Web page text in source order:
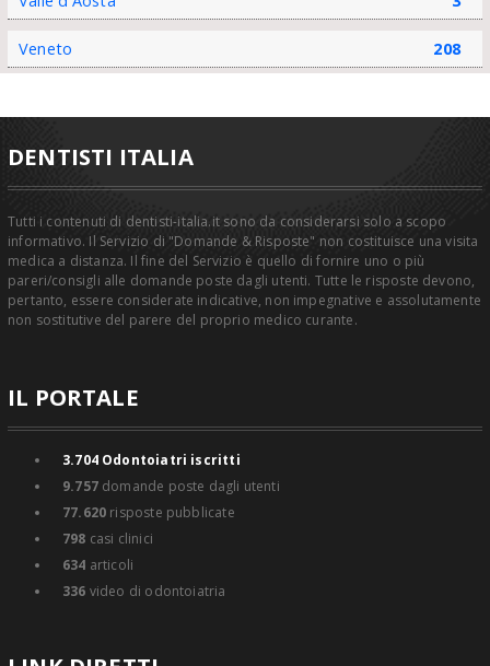
Veneto 208
DENTISTI ITALIA
Tutti i contenuti di dentisti-italia.it sono da considerarsi solo a scopo
informativo. Il Servizio di "Domande & Risposte" non costituisce una visita
medica a distanza. Il fine del Servizio è quello di fornire uno o più
pareri/consigli alle domande poste dagli utenti. Tutte le risposte devono,
pertanto, essere considerate indicative, non impegnative e assolutamente
non sostitutive del parere del proprio medico curante.
IL PORTALE
3.704Odontoiatri iscritti
9.757domande poste dagli utenti
77.620 risposte pubblicate
798 casi clinici
634 articoli
336 video di odontoiatria